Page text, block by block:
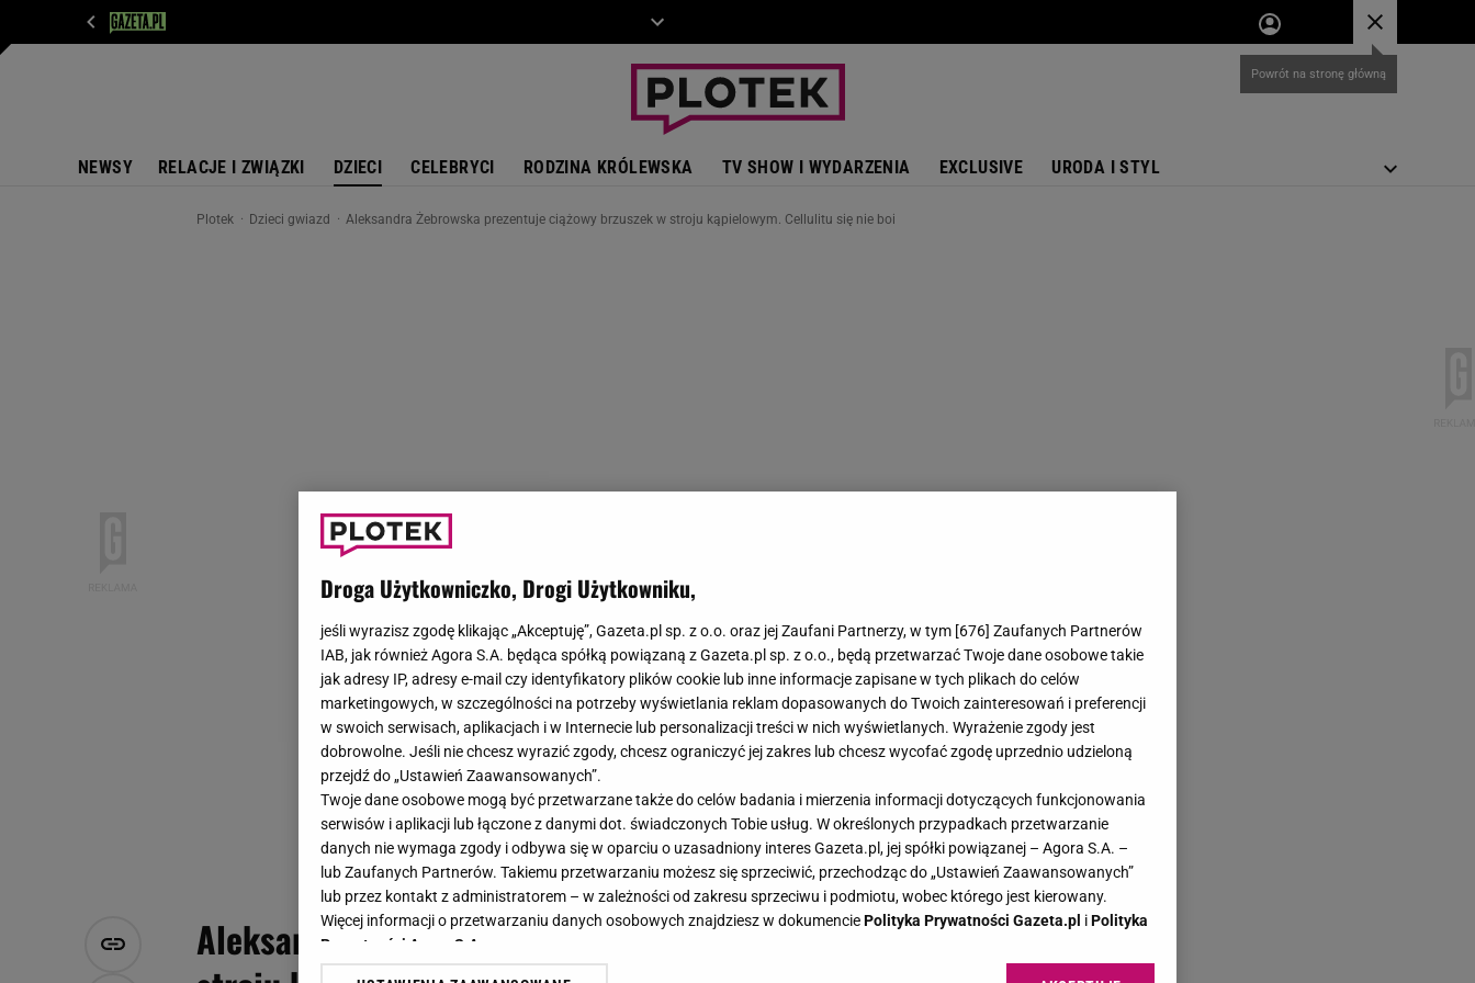
NEWSY RELACJE I ZWIĄZKI DZIECI CELEBRYCI RODZINA KRÓLEWSKA TV SHOW I WYDARZENIA EXCLUSIVE URODA I STYL
Plotek Dzieci gwiazd Aleksandra Żebrowska prezentuje ciążowy brzuszek w stroju kąpielowym. Cellulitu się nie boi
Aleksandra Żebrowska prezentuje ciążowy brzuszek w
Droga Użytkowniczko, Drogi Użytkowniku,
jeśli wyrazisz zgodę klikając „Akceptuję”, Gazeta.pl sp. z o.o. oraz jej Zaufani Partnerzy, w tym [676] Zaufanych Partnerów
IAB, jak również Agora S.A. będąca spółką powiązaną z Gazeta.pl sp. z o.o., będą przetwarzać Twoje dane osobowe takie
jak adresy IP, adresy e-mail czy identyfikatory plików cookie lub inne informacje zapisane w tych plikach do celów
marketingowych, w szczególności na potrzeby wyświetlania reklam dopasowanych do Twoich zainteresowań i preferencji
w swoich serwisach, aplikacjach i w Internecie lub personalizacji treści w nich wyświetlanych. Wyrażenie zgody jest
dobrowolne. Jeśli nie chcesz wyrazić zgody, chcesz ograniczyć jej zakres lub chcesz wycofać zgodę uprzednio udzieloną
przejdź do „Ustawień Zaawansowanych”.
Twoje dane osobowe mogą być przetwarzane także do celów badania i mierzenia informacji dotyczących funkcjonowania
serwisów i aplikacji lub łączone z danymi dot. świadczonych Tobie usług. W określonych przypadkach przetwarzanie
danych nie wymaga zgody i odbywa się w oparciu o uzasadniony interes Gazeta.pl, jej spółki powiązanej – Agora S.A. –
lub Zaufanych Partnerów. Takiemu przetwarzaniu możesz się sprzeciwić, przechodząc do „Ustawień Zaawansowanych”
lub przez kontakt z administratorem – w zależności od zakresu sprzeciwu i podmiotu, wobec którego jest kierowany.
Więcej informacji o przetwarzaniu danych osobowych znajdziesz w dokumenciePolityka Prywatności Gazeta.pl iPolityka
Prywatności Agora S.A.